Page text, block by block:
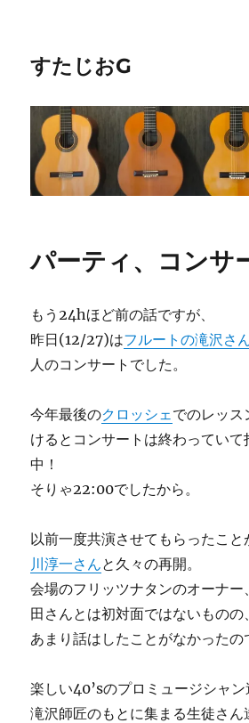
すたじおG
パーティ、コンサ
もう24hほど前の話ですが、
昨日(12/27)はフルートの滝沢さ
人のコンサートでした。
今年最後のクロッシェ でのレッス
けるとコンサートは終わってい
中！
そりゃ22:00でしたから。
以前一度共演させてもらったこ
川淳一さんと久々の再開。
会場のフリッツナタンのオーナ
田さんとは初対面ではないものの、
あまり話はしたことがなかったの
楽しい40’sのプロミュージシャン
滝沢師匠のもとに集まる生徒さん